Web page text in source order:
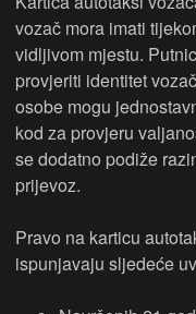
vozač mora imati
vidljivom mjestu.
provjeriti identitet
osobe mogu
kod za provjeru
se dodatno podiže
prijevoz.
Pravo na karticu
ispunjavaju sljedeće